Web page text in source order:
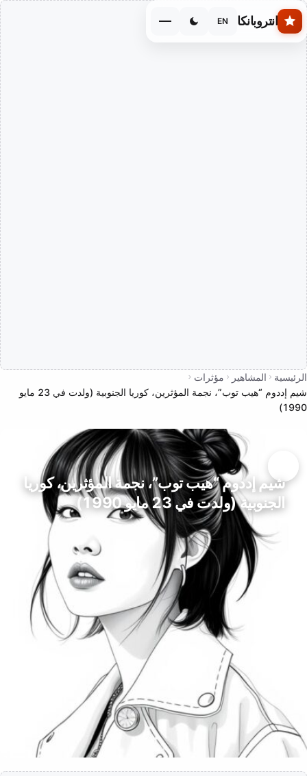
Skip to main content
انتروبانكا EN
الرئيسية المشاهير
مؤثرات
شيم إددوم “هيب توب”، نجمة المؤثرين، كوريا الجنوبية (ولدت في 23 مايو
1990)
شيم إددوم “هيب توب”، نجمة المؤثرين، كوريا
الجنوبية (ولدت في 23 مايو 1990)